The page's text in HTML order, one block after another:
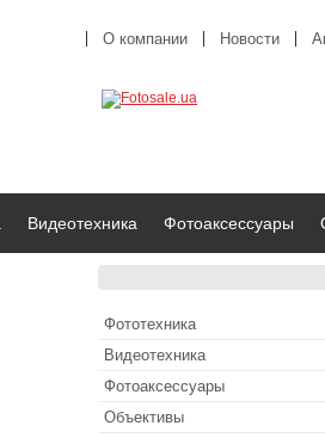
О компании Новости
Видеотехника Фотоаксессуары
Фототехника
Видеотехника
Фотоаксессуары
Объективы